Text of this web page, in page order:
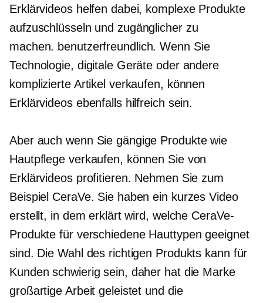
Erklärvideos helfen dabei, komplexe Produkte
aufzuschlüsseln und zugänglicher zu
machen. benutzerfreundlich. Wenn Sie
Technologie, digitale Geräte oder andere
komplizierte Artikel verkaufen, können
Erklärvideos ebenfalls hilfreich sein.
Aber auch wenn Sie gängige Produkte wie
Hautpflege verkaufen, können Sie von
Erklärvideos profitieren. Nehmen Sie zum
Beispiel CeraVe. Sie haben ein kurzes Video
erstellt, in dem erklärt wird, welche CeraVe-
Produkte für verschiedene Hauttypen geeignet
sind. Die Wahl des richtigen Produkts kann für
Kunden schwierig sein, daher hat die Marke
großartige Arbeit geleistet und die